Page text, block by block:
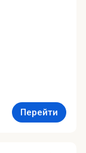
Перейти